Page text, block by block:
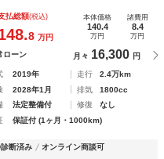
／ステアリングヒーター
／パワーシート／ヘッドア
払総額(税込)
8 万円
本体価格
140.4
万円
諸費用
8.4
万円
ローン 月々 16,300 円
2019年 走行
2.4万km
2028年1月 排気
1800cc
法定整備付 修復
なし
保証付 (1ヶ月・1000km)
断済み
オンライン商談可